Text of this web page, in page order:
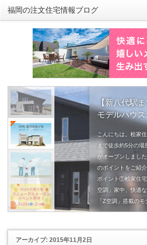
福岡の注文住宅情報ブログ
【新八代駅
モデルハウス
こんにちは。桧家
まで徒歩約5分の場
がオープンしまし
のポイントをご紹
ポイント①桧家住
空調」家中、快適
「Z空調」搭載の
アーカイブ: 2015年11月2日